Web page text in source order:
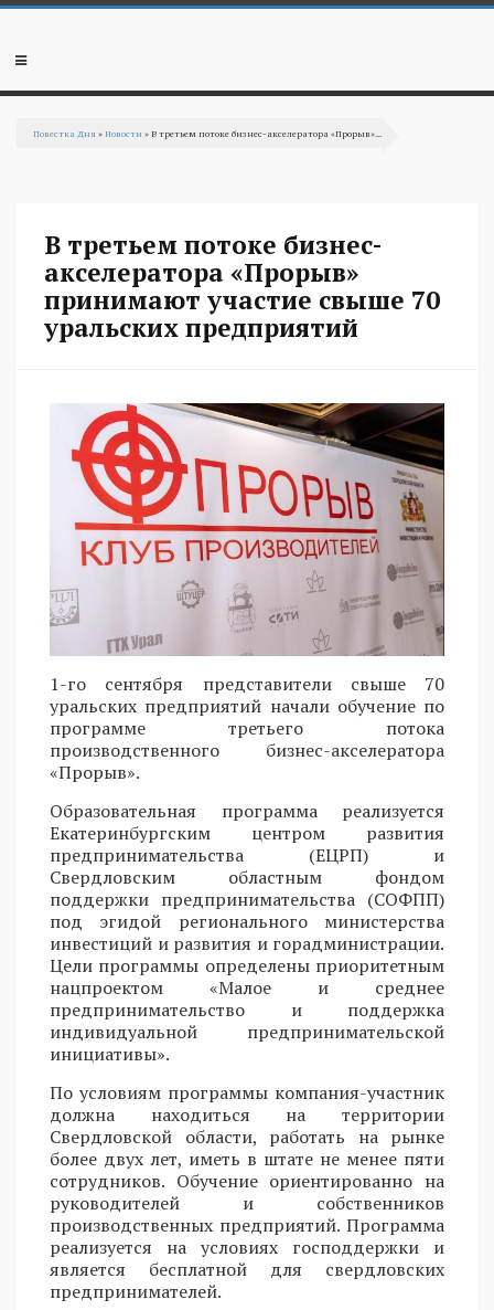
Перейти к основному содержанию
Мобильное
Повестка Дня »Новости » В третьем потоке бизнес-акселератора «Прорыв»...
В третьем потоке бизнес-
акселератора «Прорыв»
принимают участие свыше 70
уральских предприятий
1-го сентября представители свыше 70
уральских предприятий начали обучение по
программе третьего потока
производственного бизнес-акселератора
«Прорыв».
Образовательная программа реализуется
Екатеринбургским центром развития
предпринимательства (ЕЦРП) и
Свердловским областным фондом
поддержки предпринимательства (СОФПП)
под эгидой регионального министерства
инвестиций и развития и горадминистрации.
Цели программы определены приоритетным
нацпроектом «Малое и среднее
предпринимательство и поддержка
индивидуальной предпринимательской
инициативы».
По условиям программы компания-участник
должна находиться на территории
Свердловской области, работать на рынке
более двух лет, иметь в штате не менее пяти
сотрудников. Обучение ориентированно на
руководителей и собственников
производственных предприятий. Программа
реализуется на условиях господдержки и
является бесплатной для свердловских
предпринимателей.